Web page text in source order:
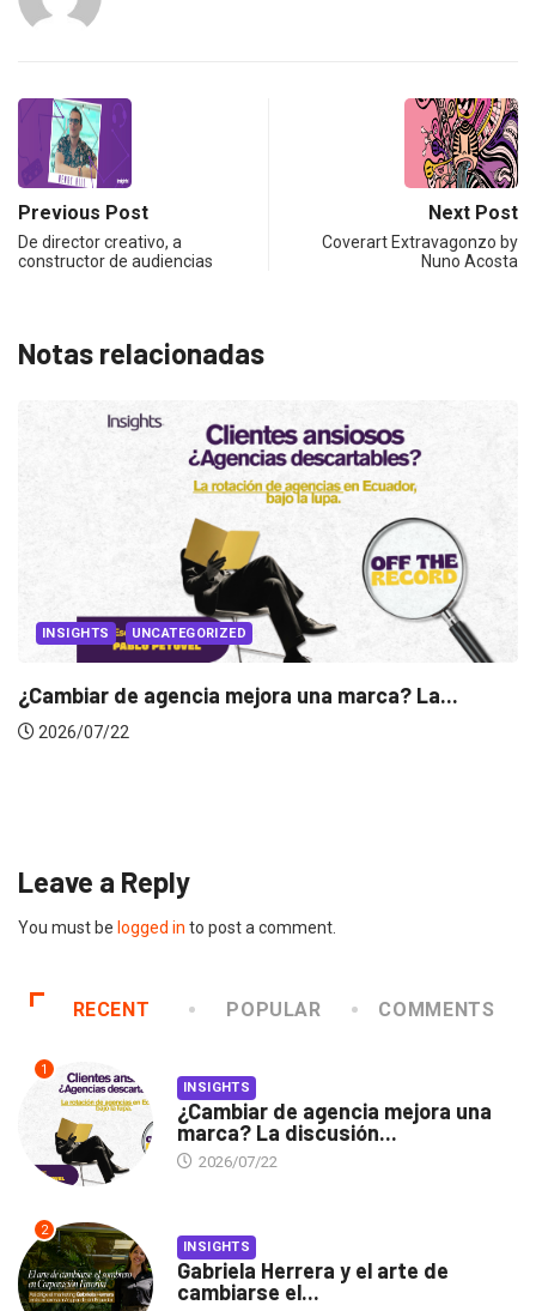
Previous Post
De director creativo, a
constructor de audiencias
Next Post
Coverart Extravagonzo by
Nuno Acosta
Notas relacionadas
INSIGHTS
Leave a Reply
You must be logged in to post a comment.
RECENT POPULAR COMMENTS
1
INSIGHTS
¿Cambiar de agencia mejora una
marca? La discusión...
2026/07/22
2
INSIGHTS
Gabriela Herrera y el arte de
cambiarse el...